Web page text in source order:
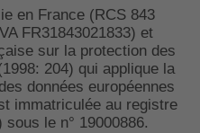
en France (RCS 843
FR31843021833) et
sur la protection des
204) qui applique la
données européennes
immatriculée au registre
le n° 19000886.